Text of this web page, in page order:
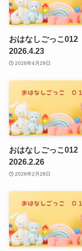
おはなしごっこ012
2026.4.23
2026年4月29日
おはなしごっこ012
2026.2.26
2026年2月28日